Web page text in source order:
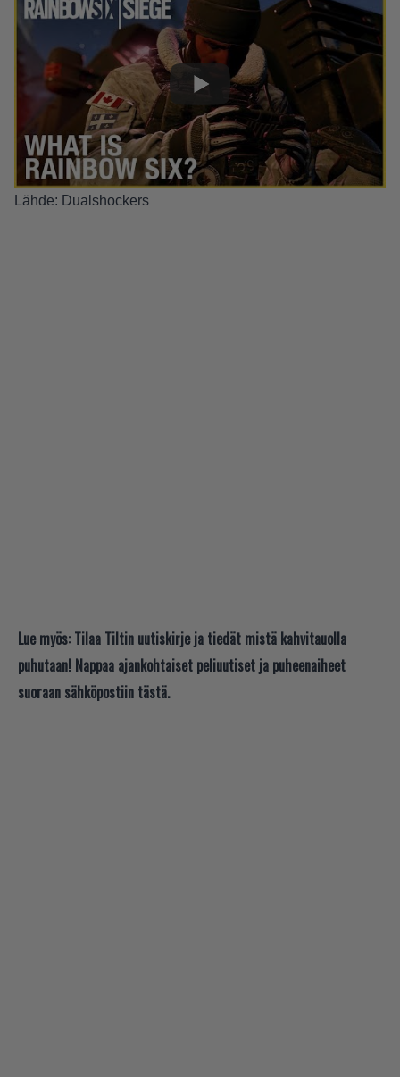
Lähde: Dualshockers
Lue myös: Tilaa Tiltin uutiskirje ja tiedät mistä kahvitauolla
puhutaan! Nappaa ajankohtaiset peliuutiset ja puheenaiheet
suoraan sähköpostiin tästä.